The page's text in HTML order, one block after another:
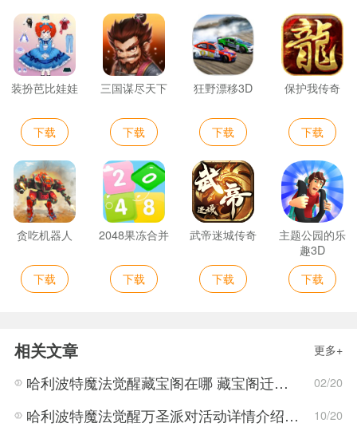
装扮芭比娃娃
下载
三国谋尽天下
下载
狂野漂移3D
下载
保护我传奇
下载
贪吃机器人
下载
2048果冻合并
下载
武帝迷城传奇
下载
主题公园的乐
趣3D
下载
相关文章 更多+
哈利波特魔法觉醒藏宝阁在哪 藏宝阁迁移位置介绍 02/20
哈利波特魔法觉醒万圣派对活动详情介绍 万圣节活动攻略 10/20